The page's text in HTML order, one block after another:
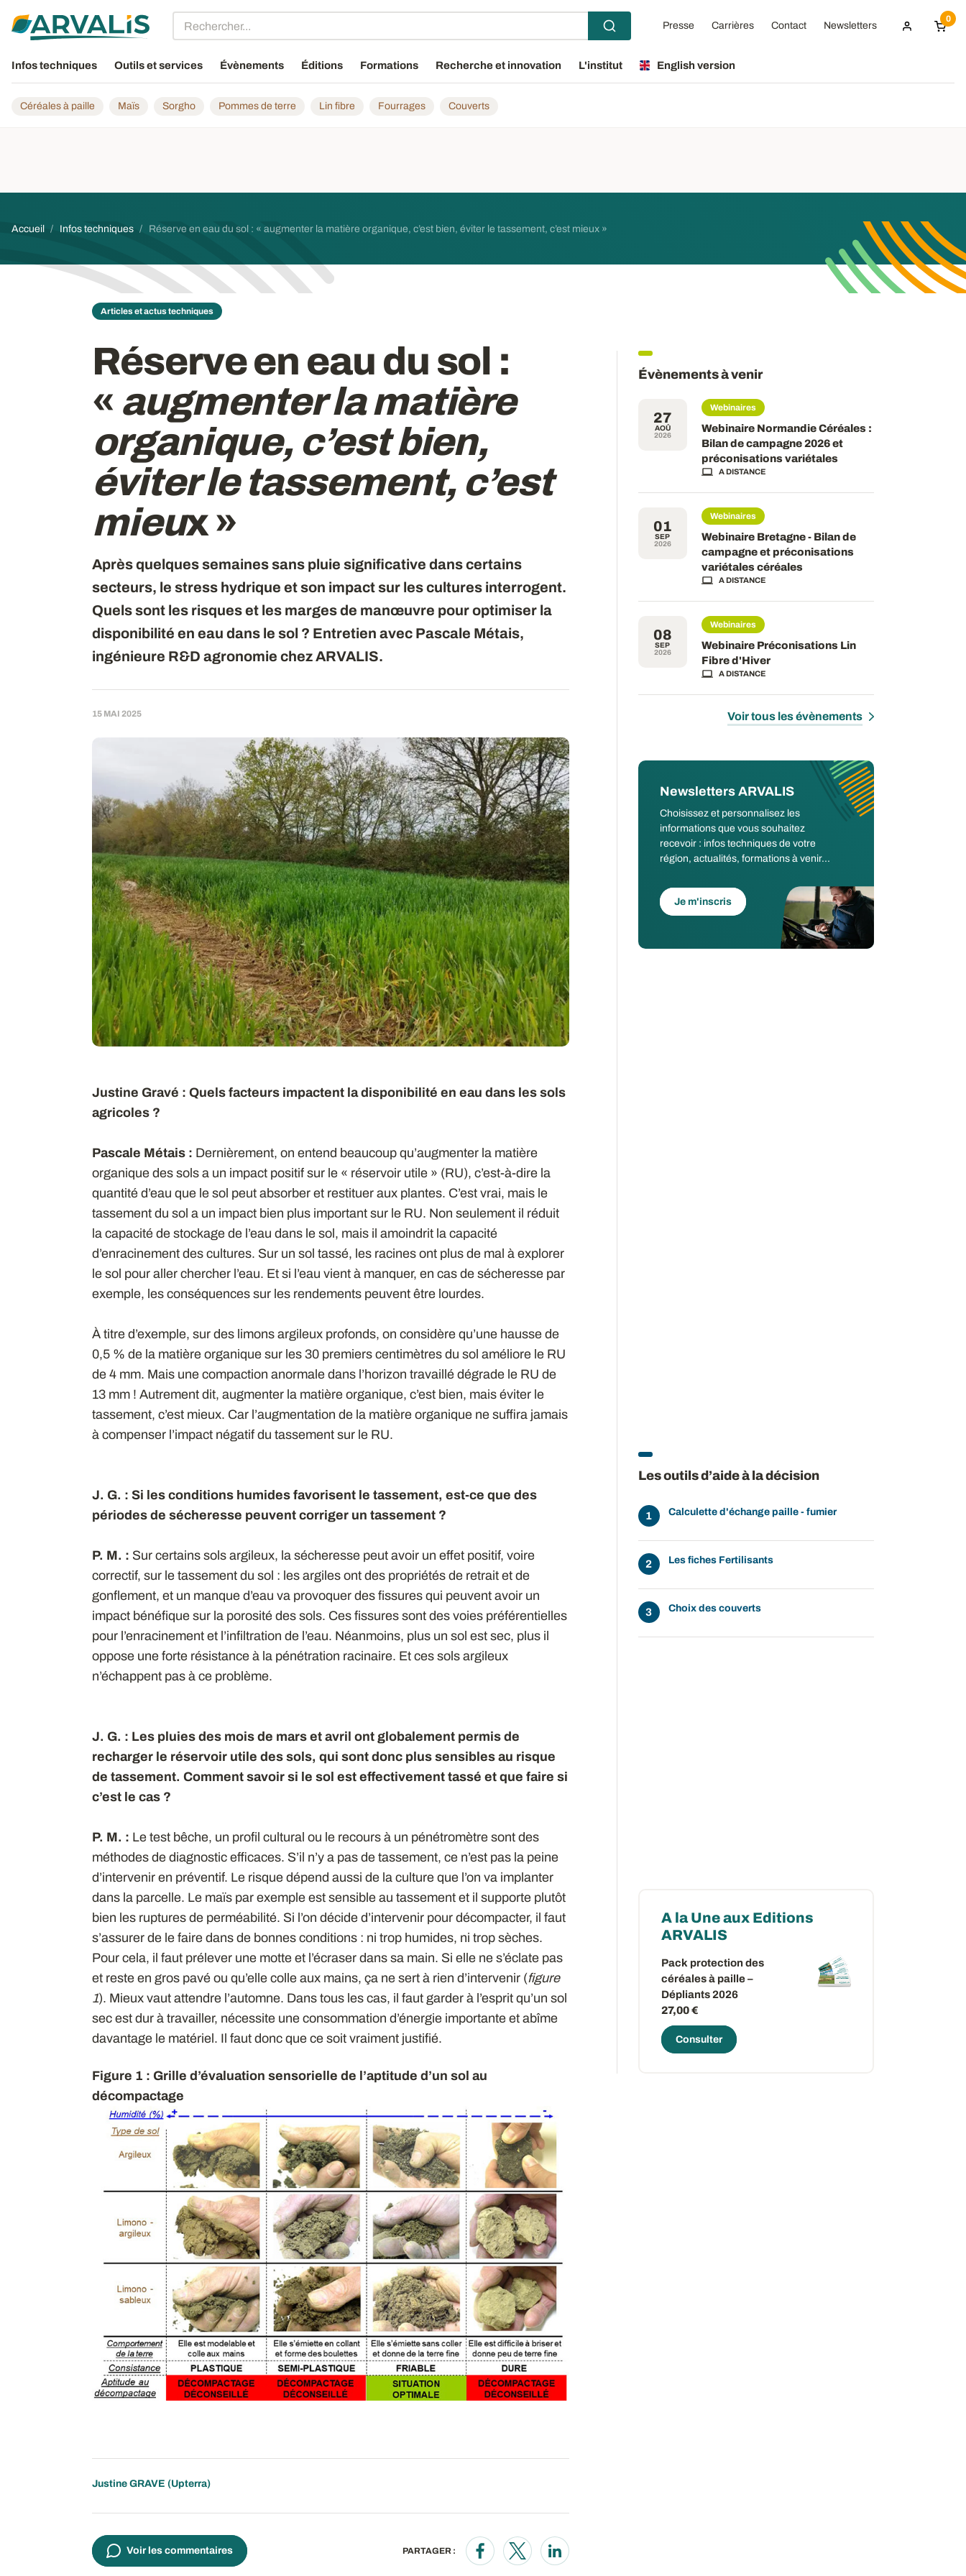
Presse Carrières Contact Newsletters
0
Infos techniques Outils et services Évènements Éditions Formations Recherche et innovation L'institut English version
Céréales à paille Maïs Sorgho Pommes de terre Lin fibre Fourrages Couverts
Fil d'Ariane
Accueil Infos techniques Réserve en eau du sol : « augmenter la matière organique, c’est bien, éviter le tassement, c’est mieux »
Articles et actus techniques
Réserve en eau du sol :
« augmenter la matière
organique, c’est bien,
éviter le tassement, c’est
mieux»
Après quelques semaines sans pluie significative dans certains
secteurs, le stress hydrique et son impact sur les cultures interrogent.
Quels sont les risques et les marges de manœuvre pour optimiser la
disponibilité en eau dans le sol ? Entretien avec Pascale Métais,
ingénieure R&D agronomie chez ARVALIS.
15 MAI 2025
Justine Gravé : Quels facteurs impactent la disponibilité en eau dans les sols
agricoles ?
Pascale Métais : Dernièrement, on entend beaucoup qu’augmenter la matière
organique des sols a un impact positif sur le « réservoir utile » (RU), c’est-à-dire la
quantité d’eau que le sol peut absorber et restituer aux plantes. C’est vrai, mais le
tassement du sol a un impact bien plus important sur le RU. Non seulement il réduit
la capacité de stockage de l’eau dans le sol, mais il amoindrit la capacité
d’enracinement des cultures. Sur un sol tassé, les racines ont plus de mal à explorer
le sol pour aller chercher l’eau. Et si l’eau vient à manquer, en cas de sécheresse par
exemple, les conséquences sur les rendements peuvent être lourdes.
À titre d’exemple, sur des limons argileux profonds, on considère qu’une hausse de
0,5 % de la matière organique sur les 30 premiers centimètres du sol améliore le RU
de 4 mm. Mais une compaction anormale dans l’horizon travaillé dégrade le RU de
13 mm ! Autrement dit, augmenter la matière organique, c’est bien, mais éviter le
tassement, c’est mieux. Car l’augmentation de la matière organique ne suffira jamais
à compenser l’impact négatif du tassement sur le RU.
J. G. : Si les conditions humides favorisent le tassement, est-ce que des
périodes de sécheresse peuvent corriger un tassement ?
P. M. : Sur certains sols argileux, la sécheresse peut avoir un effet positif, voire
correctif, sur le tassement du sol : les argiles ont des propriétés de retrait et de
gonflement, et un manque d’eau va provoquer des fissures qui peuvent avoir un
impact bénéfique sur la porosité des sols. Ces fissures sont des voies préférentielles
pour l’enracinement et l’infiltration de l’eau. Néanmoins, plus un sol est sec, plus il
oppose une forte résistance à la pénétration racinaire. Et ces sols argileux
n’échappent pas à ce problème.
J. G. : Les pluies des mois de mars et avril ont globalement permis de
recharger le réservoir utile des sols, qui sont donc plus sensibles au risque
de tassement. Comment savoir si le sol est effectivement tassé et que faire si
c’est le cas ?
P. M. : Le test bêche, un profil cultural ou le recours à un pénétromètre sont des
méthodes de diagnostic efficaces. S’il n’y a pas de tassement, ce n’est pas la peine
d’intervenir en préventif. Le risque dépend aussi de la culture que l’on va implanter
dans la parcelle. Le maïs par exemple est sensible au tassement et il supporte plutôt
bien les ruptures de perméabilité. Si l’on décide d’intervenir pour décompacter, il faut
s’assurer de le faire dans de bonnes conditions : ni trop humides, ni trop sèches.
Pour cela, il faut prélever une motte et l’écraser dans sa main. Si elle ne s’éclate pas
et reste en gros pavé ou qu’elle colle aux mains, ça ne sert à rien d’intervenir (figure
1). Mieux vaut attendre l’automne. Dans tous les cas, il faut garder à l’esprit qu’un sol
sec est dur à travailler, nécessite une consommation d’énergie importante et abîme
davantage le matériel. Il faut donc que ce soit vraiment justifié.
Figure 1 : Grille d’évaluation sensorielle de l’aptitude d’un sol au
décompactage
Justine GRAVE (Upterra)
Voir les commentaires PARTAGER :
Opens in a new window
Opens in a new window
Opens in a new window
Évènements à venir
27
AOÛ
2026
Webinaires
Webinaire Normandie Céréales :
Bilan de campagne 2026 et
préconisations variétales
A DISTANCE
01
SEP
2026
Webinaires
Webinaire Bretagne - Bilan de
campagne et préconisations
variétales céréales
A DISTANCE
08
SEP
2026
Webinaires
Webinaire Préconisations Lin
Fibre d'Hiver
A DISTANCE
Voir tous les évènements
Newsletters ARVALIS
Choisissez et personnalisez les
informations que vous souhaitez
recevoir : infos techniques de votre
région, actualités, formations à venir...
Je m'inscris
Les outils d’aide à la décision
Calculette d'échange paille - fumier
Les fiches Fertilisants
Choix des couverts
A la Une aux Editions
ARVALIS
Pack protection des
céréales à paille –
Dépliants 2026
27,00 €
Consulter